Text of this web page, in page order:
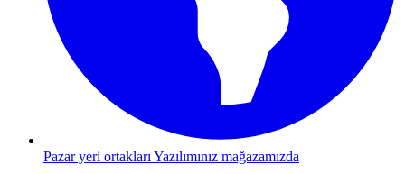
Pazar yeri ortakları Yazılımınız mağazamızda